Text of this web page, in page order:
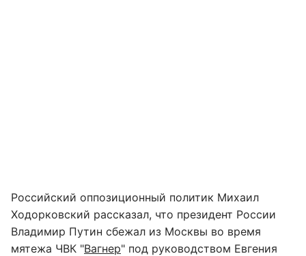
Российский оппозиционный политик Михаил
Ходорковский рассказал, что президент России
Владимир Путин сбежал из Москвы во время
мятежа ЧВК "Вагнер" под руководством Евгения